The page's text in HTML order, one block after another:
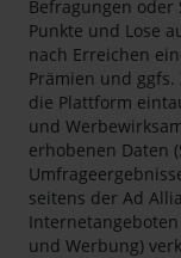
Befragungen
Punkte und Lose
nach Erreichen
Prämien und
die Plattform
und
erhobenen Daten
seitens der Ad
und Werbung)